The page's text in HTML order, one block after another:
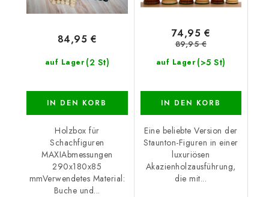
auf Lager (2 St)
84,95 €
IN DEN KORB
Holzbox für
Schachfiguren
MAXIAbmessungen
290x180x85
mmVerwendetes Material:
Buche und...
auf Lager (>5 St)
74,95 €
89,95 €
IN DEN KORB
Eine beliebte Version der
Staunton-Figuren in einer
luxuriösen
Akazienholzausführung,
die mit...